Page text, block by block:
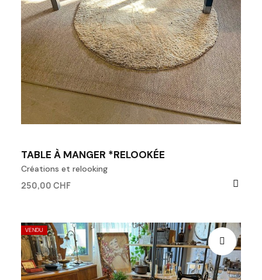
TABLE À MANGER *RELOOKÉE
Créations et relooking
250,00 CHF
VENDU